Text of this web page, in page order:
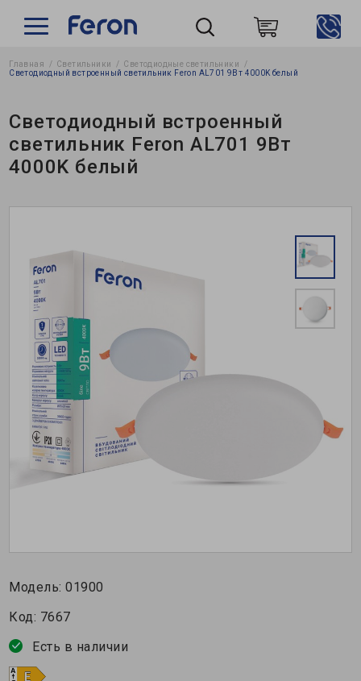
Пошук
Главная Светильники
Светодиодные светильники
Светодиодный встроенный светильник Feron AL701 9Вт 4000K белый
Светодиодный встроенный
светильник Feron AL701 9Вт
4000K белый
Модель:01900
Код: 7667
Есть в наличии